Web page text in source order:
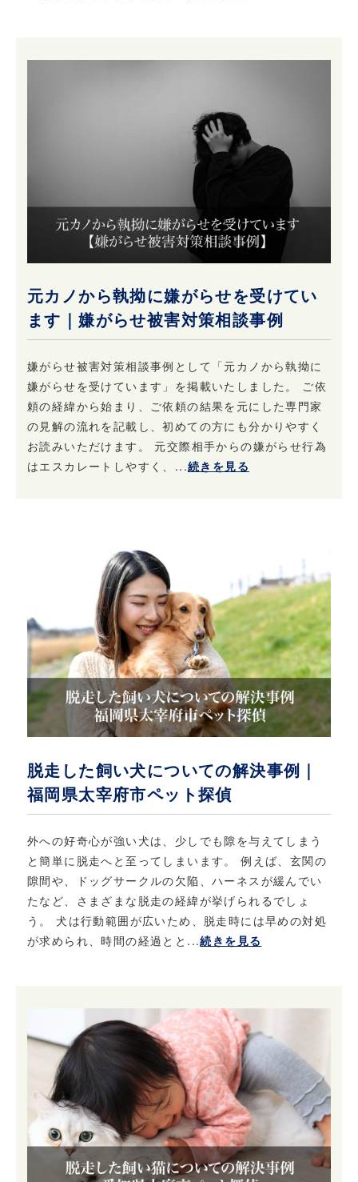
元カノから執拗に嫌がらせを受けてい
ます｜嫌がらせ被害対策相談事例
嫌がらせ被害対策相談事例として「元カノから執拗に
嫌がらせを受けています」を掲載いたしました。 ご依
頼の経緯から始まり、ご依頼の結果を元にした専門家
の見解の流れを記載し、初めての方にも分かりやすく
お読みいただけます。 元交際相手からの嫌がらせ行為
はエスカレートしやすく、...続きを見る
脱走した飼い犬についての解決事例｜
福岡県太宰府市ペット探偵
外への好奇心が強い犬は、少しでも隙を与えてしまう
と簡単に脱走へと至ってしまいます。 例えば、玄関の
隙間や、ドッグサークルの欠陥、ハーネスが緩んでい
たなど、さまざまな脱走の経緯が挙げられるでしょ
う。 犬は行動範囲が広いため、脱走時には早めの対処
が求められ、時間の経過とと...続きを見る